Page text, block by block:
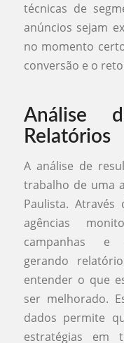
técnicas de
anúncios sejam
no momento
conversão e o
Análise
Relatórios
A análise de
trabalho de uma
Paulista.
agências
campanhas e
gerando
entender o que
ser melhorado.
dados permite
estratégias em